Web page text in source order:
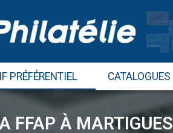
PRÉFÉRENTIEL CATALOGUES
FFAP À MARTIGUES